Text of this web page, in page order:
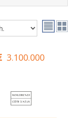
3.100.000